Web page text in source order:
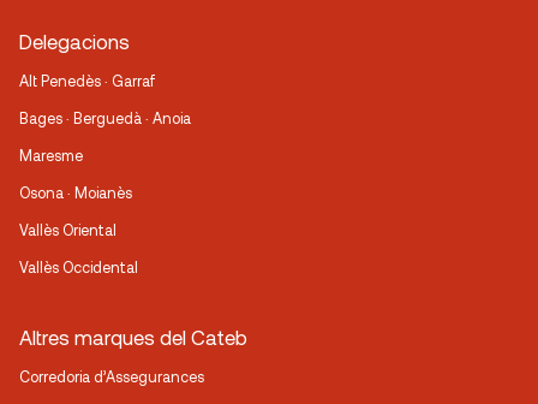
Delegacions
Alt Penedès · Garraf
Bages · Berguedà · Anoia
Maresme
Osona · Moianès
Vallès Oriental
Vallès Occidental
Altres marques del Cateb
Corredoria d’Assegurances